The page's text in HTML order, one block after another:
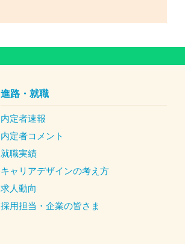
進路・就職
内定者速報
内定者コメント
就職実績
キャリアデザインの考え方
求人動向
採用担当・企業の皆さま